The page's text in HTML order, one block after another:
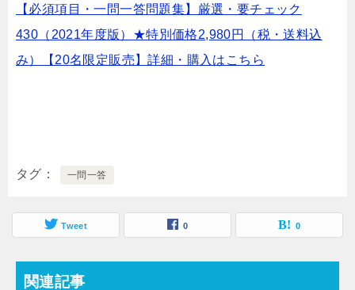
【必須項目・一問一答問題集】厳選・要チェック
430（2021年度版）★特別価格2,980円（税・送料込
み）【20名限定販売】詳細・購入はこちら
タグ 一問一答
Tweet 0 0
関連記事